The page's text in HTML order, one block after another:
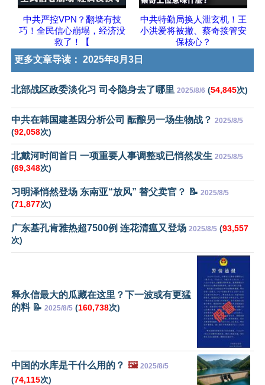
中共严控VPN？翻墙有技
巧！全民信心崩塌，经济没
救了！【
中共特勤局换人泄玄机！王
小洪爱将被撤、蔡奇接管安
保核心？
更多文章导读： 2025年8月3日
北部战区政委淡化习 司令隐身去了哪里 2025/8/6 (54,845次)
中共在韩国建基因分析公司 酝酿另一场生物战？ 2025/8/5
(92,058次)
北戴河时间首日 一项重要人事调整或已悄然发生 2025/8/5
(69,348次)
习明泽悄然登场 东南亚“放风” 替父卖官？ 📝 2025/8/5
(71,877次)
广东基孔肯雅热超7500例 连花清瘟又登场 2025/8/5 (93,557
次)
释永信最大的瓜藏在这里？下一波或有更猛
的料 📝 2025/8/5 (160,738次)
中国的水库是干什么用的？ 🖼️ 2025/8/5
(74,115次)